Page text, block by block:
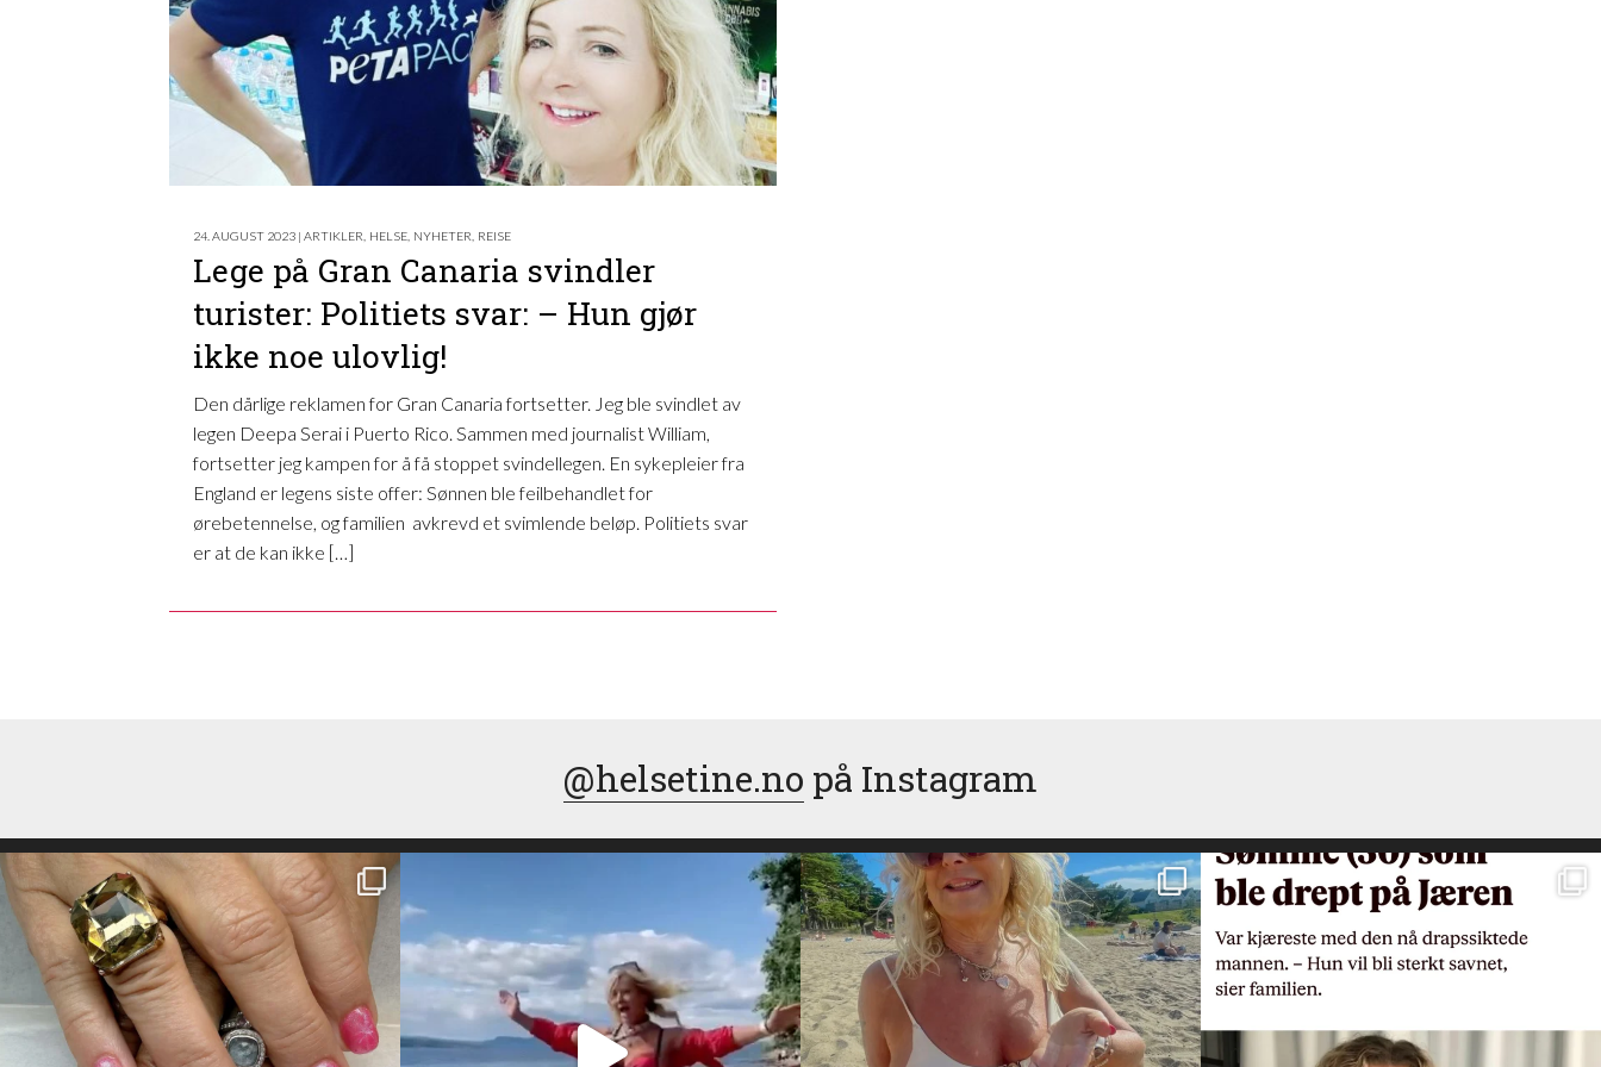
24. AUGUST 2023 | ARTIKLER HELSE NYHETER REISE
Lege på Gran Canaria svindler
turister: Politiets svar: – Hun gjør
ikke noe ulovlig!
Den dårlige reklamen for Gran Canaria fortsetter. Jeg ble svindlet av
legen Deepa Serai i Puerto Rico. Sammen med journalist William,
fortsetter jeg kampen for å få stoppet svindellegen. En sykepleier fra
England er legens siste offer: Sønnen ble feilbehandlet for
ørebetennelse, og familien avkrevd et svimlende beløp. Politiets svar
er at de kan ikke […]
@helsetine.no på Instagram